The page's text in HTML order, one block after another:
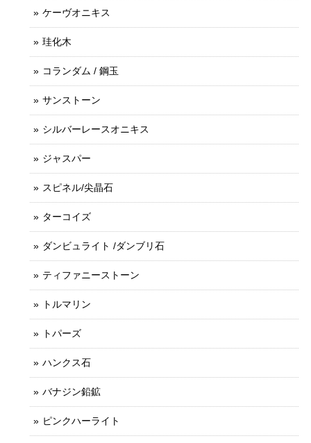
ケーヴオニキス
珪化木
コランダム / 鋼玉
サンストーン
シルバーレースオニキス
ジャスパー
スピネル/尖晶石
ターコイズ
ダンビュライト /ダンブリ石
ティファニーストーン
トルマリン
トパーズ
ハンクス石
バナジン鉛鉱
ピンクハーライト